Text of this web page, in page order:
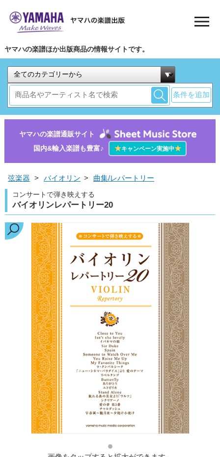
ヤマハの楽譜ほか出版商品の情報サイトです。
条件を追加
ヤマハの楽譜通販サイト
国内&輸入楽譜も豊富♪
★キャンペーン実施中★
弦楽器 > バイオリン > 曲集/レパートリー
コンサートで弾き映えする
バイオリンレパートリー20